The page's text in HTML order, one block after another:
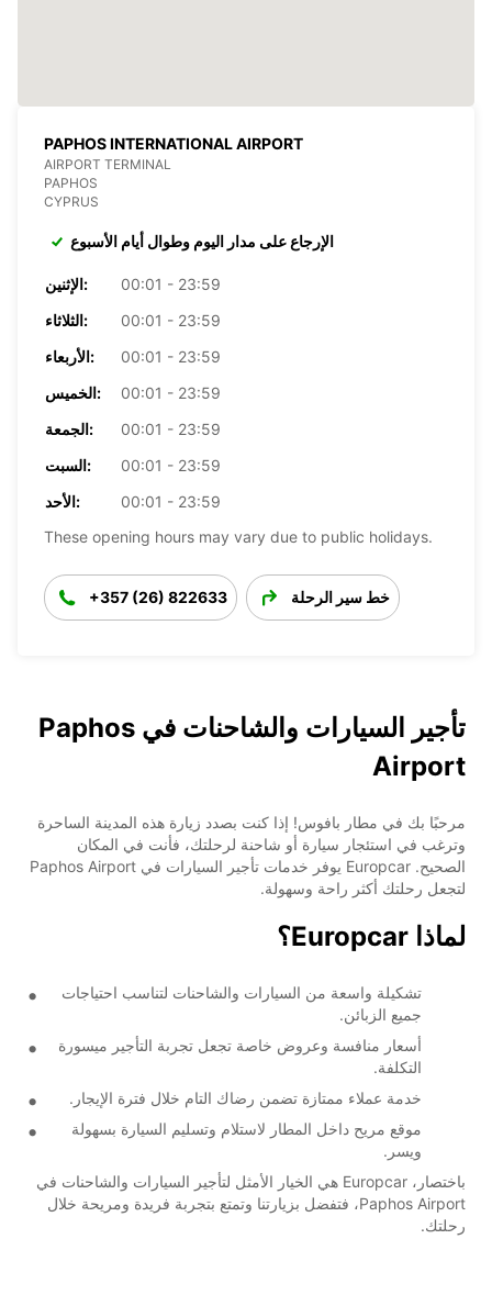
PAPHOS INTERNATIONAL AIRPORT
AIRPORT TERMINAL
PAPHOS
CYPRUS
الإرجاع على مدار اليوم وطوال أيام الأسبوع
الإثنين:
00:01 - 23:59
الثلاثاء:
00:01 - 23:59
الأربعاء:
00:01 - 23:59
الخميس:
00:01 - 23:59
الجمعة:
00:01 - 23:59
السبت:
00:01 - 23:59
الأحد:
00:01 - 23:59
These opening hours may vary due to public holidays.
+357 (26) 822633 خط سير الرحلة
تأجير السيارات والشاحنات في Paphos
Airport
مرحبًا بك في مطار بافوس! إذا كنت بصدد زيارة هذه المدينة الساحرة
وترغب في استئجار سيارة أو شاحنة لرحلتك، فأنت في المكان
الصحيح. Europcar يوفر خدمات تأجير السيارات في Paphos Airport
لتجعل رحلتك أكثر راحة وسهولة.
لماذا Europcar؟
تشكيلة واسعة من السيارات والشاحنات لتناسب احتياجات
جميع الزبائن.
أسعار منافسة وعروض خاصة تجعل تجربة التأجير ميسورة
التكلفة.
خدمة عملاء ممتازة تضمن رضاك التام خلال فترة الإيجار.
موقع مريح داخل المطار لاستلام وتسليم السيارة بسهولة
ويسر.
باختصار، Europcar هي الخيار الأمثل لتأجير السيارات والشاحنات في
Paphos Airport، فتفضل بزيارتنا وتمتع بتجربة فريدة ومريحة خلال
رحلتك.